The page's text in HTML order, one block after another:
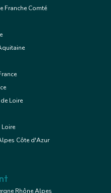
Franche Comté
Loire
Côte d'Azur
Rhône Alpes